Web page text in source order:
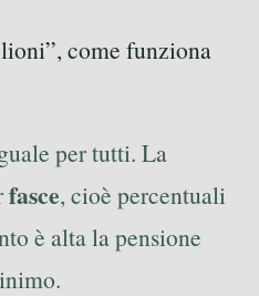
come funziona
per tutti. La
fasce, cioè percentuali
è alta la pensione